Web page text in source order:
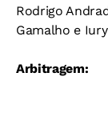
Rodrigo
Gamalho e
Arbitragem: